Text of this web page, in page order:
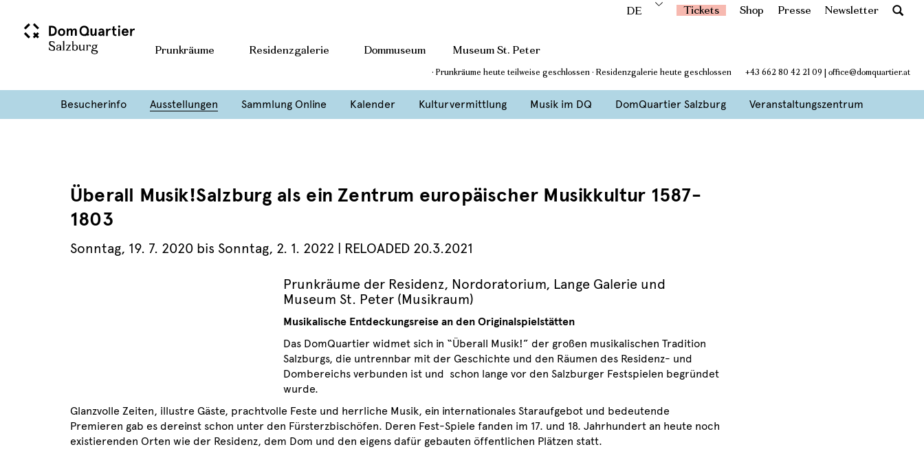
DE Tickets Shop Presse Newsletter
Prunkräume Residenzgalerie Dommuseum Museum St. Peter
· Prunkräume heute teilweise geschlossen · Residenzgalerie heute geschlossen +43 662 80 42 21 09 | office@domquartier.at
Besucherinfo Ausstellungen Sammlung Online Kalender Kulturvermittlung Musik im DQ DomQuartier Salzburg Veranstaltungszentrum
Überall Musik!Salzburg als ein Zentrum europäischer Musikkultur 1587-
1803
Sonntag, 19. 7. 2020 bis Sonntag, 2. 1. 2022 | RELOADED 20.3.2021
Prunkräume der Residenz, Nordoratorium, Lange Galerie und
Museum St. Peter (Musikraum)
Musikalische Entdeckungsreise an den Originalspielstätten
Das DomQuartier widmet sich in “Überall Musik!” der großen musikalischen Tradition
Salzburgs, die untrennbar mit der Geschichte und den Räumen des Residenz- und
Dombereichs verbunden ist und schon lange vor den Salzburger Festspielen begründet
wurde.
Glanzvolle Zeiten, illustre Gäste, prachtvolle Feste und herrliche Musik, ein internationales Staraufgebot und bedeutende
Premieren gab es dereinst schon unter den Fürsterzbischöfen. Deren Fest-Spiele fanden im 17. und 18. Jahrhundert an heute noch
existierenden Orten wie der Residenz, dem Dom und den eigens dafür gebauten öffentlichen Plätzen statt.